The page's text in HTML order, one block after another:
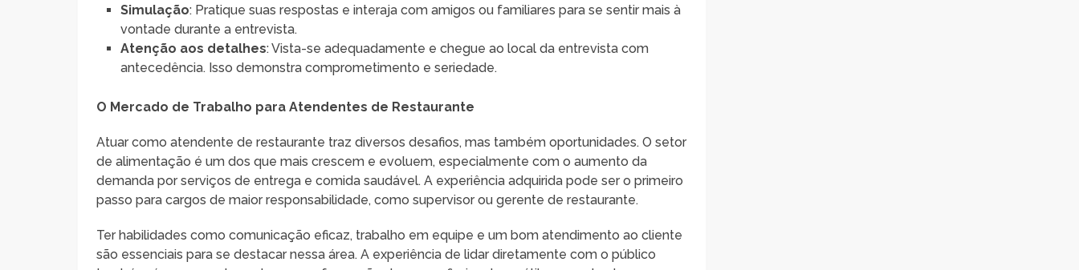
Simulação: Pratique suas respostas e interaja com amigos ou familiares para se sentir mais à
vontade durante a entrevista.
Atenção aos detalhes: Vista-se adequadamente e chegue ao local da entrevista com
antecedência. Isso demonstra comprometimento e seriedade.
O Mercado de Trabalho para Atendentes de Restaurante
Atuar como atendente de restaurante traz diversos desafios, mas também oportunidades. O setor
de alimentação é um dos que mais crescem e evoluem, especialmente com o aumento da
demanda por serviços de entrega e comida saudável. A experiência adquirida pode ser o primeiro
passo para cargos de maior responsabilidade, como supervisor ou gerente de restaurante.
Ter habilidades como comunicação eficaz, trabalho em equipe e um bom atendimento ao cliente
são essenciais para se destacar nessa área. A experiência de lidar diretamente com o público